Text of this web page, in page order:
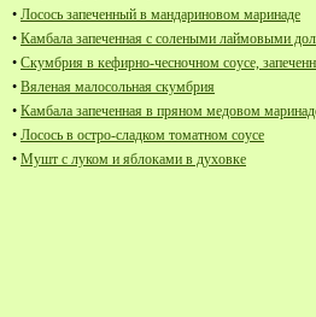
• Лосось запеченный в мандариновом маринаде
• Камбала запеченная с солеными лаймовыми
• Скумбрия в кефирно-чесночном соусе,
• Вяленая малосольная скумбрия
• Камбала запеченная в пряном медовом
• Лосось в остро-сладком томатном соусе
• Мушт с луком и яблоками в духовке